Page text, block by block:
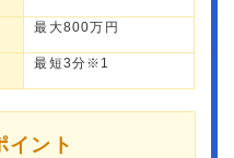
最大800万円
最短3分※1
イント